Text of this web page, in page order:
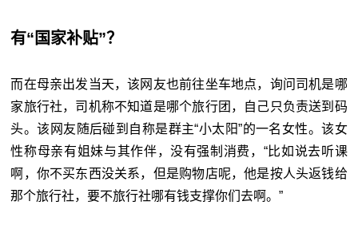
有“国家补贴”？
而在母亲出发当天，该网友也前往坐车地点，询问司机是哪
家旅行社，司机称不知道是哪个旅行团，自己只负责送到码
头。该网友随后碰到自称是群主“小太阳”的一名女性。该女
性称母亲有姐妹与其作伴，没有强制消费，“比如说去听课
啊，你不买东西没关系，但是购物店呢，他是按人头返钱给
那个旅行社，要不旅行社哪有钱支撑你们去啊。”